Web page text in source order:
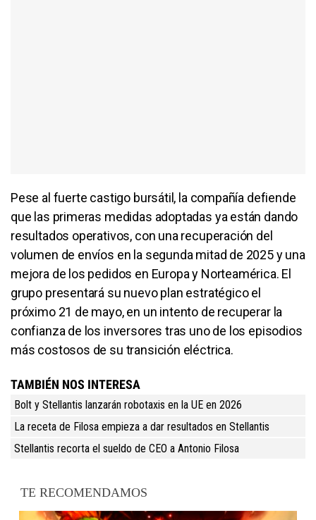
Pese al fuerte castigo bursátil, la compañía defiende
que las primeras medidas adoptadas ya están dando
resultados operativos, con una recuperación del
volumen de envíos en la segunda mitad de 2025 y una
mejora de los pedidos en Europa y Norteamérica. El
grupo presentará su nuevo plan estratégico el
próximo 21 de mayo, en un intento de recuperar la
confianza de los inversores tras uno de los episodios
más costosos de su transición eléctrica.
TAMBIÉN NOS INTERESA
Bolt y Stellantis lanzarán robotaxis en la UE en 2026
La receta de Filosa empieza a dar resultados en Stellantis
Stellantis recorta el sueldo de CEO a Antonio Filosa
TE RECOMENDAMOS